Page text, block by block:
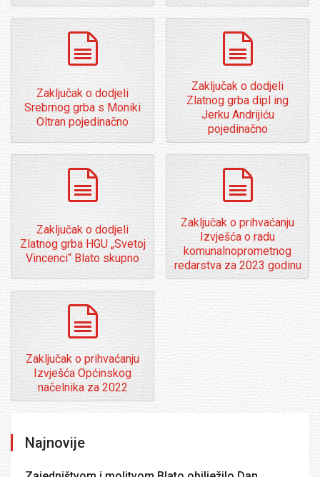
Zaključak o dodjeli
Srebrnog grba s Moniki
Oltran pojedinačno
Zaključak o dodjeli
Zlatnog grba dipl ing
Jerku Andrijiću
pojedinačno
Zaključak o dodjeli
Zlatnog grba HGU „Svetoj
Vincenci“ Blato skupno
Zaključak o prihvaćanju
Izvješća o radu
komunalnoprometnog
redarstva za 2023 godinu
Zaključak o prihvaćanju
Izvješća Općinskog
načelnika za 2022
Najnovije